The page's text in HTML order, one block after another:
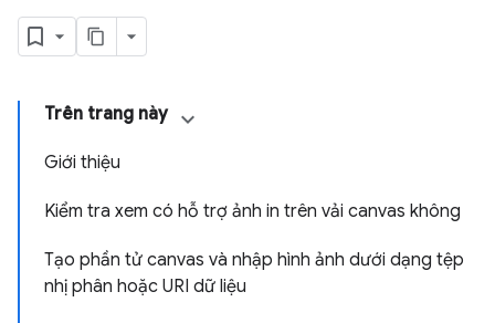
Trên trang này
Giới thiệu
Kiểm tra xem có hỗ trợ ảnh in trên vải canvas không
Tạo phần tử canvas và nhập hình ảnh dưới dạng tệp
nhị phân hoặc URI dữ liệu